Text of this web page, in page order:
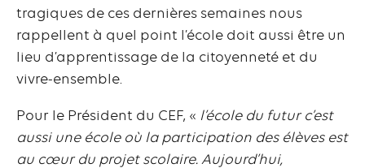
tragiques de ces dernières semaines nous
rappellent à quel point l’école doit aussi être un
lieu d’apprentissage de la citoyenneté et du
vivre-ensemble.
Pour le Président du CEF, « l’école du futur c’est
aussi une école où la participation des élèves est
au cœur du projet scolaire. Aujourd’hui,